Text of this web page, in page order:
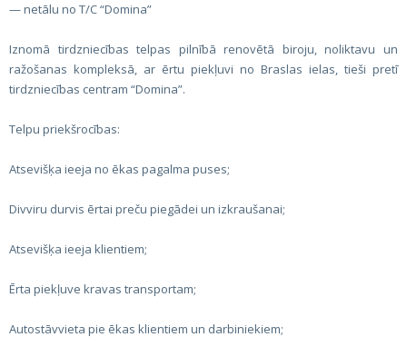
— netālu no T/C “Domina”
Iznomā tirdzniecības telpas pilnībā renovētā biroju, noliktavu un
ražošanas kompleksā, ar ērtu piekļuvi no Braslas ielas, tieši pretī
tirdzniecības centram “Domina”.
Telpu priekšrocības:
Atsevišķa ieeja no ēkas pagalma puses;
Divviru durvis ērtai preču piegādei un izkraušanai;
Atsevišķa ieeja klientiem;
Ērta piekļuve kravas transportam;
Autostāvvieta pie ēkas klientiem un darbiniekiem;